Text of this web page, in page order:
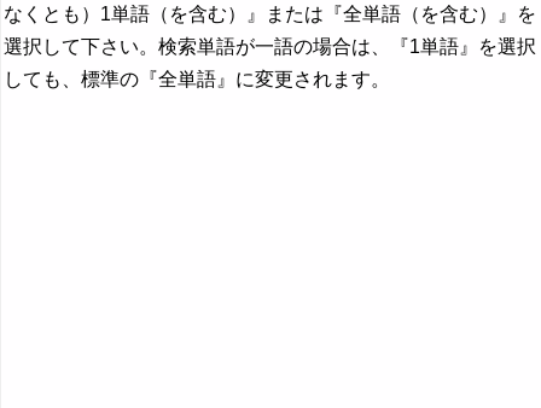
なくとも）1単語（を含む）』または『全単語（を含む）』を
選択して下さい。検索単語が一語の場合は、『1単語』を選択
しても、標準の『全単語』に変更されます。